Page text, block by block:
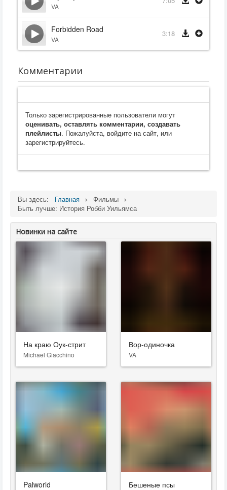
VA
Forbidden Road
VA
3:18
Комментарии
Только зарегистрированные пользователи могут
оценивать, оставлять комментарии, создавать
плейлисты. Пожалуйста, войдите на сайт, или
зарегистрируйтесь.
Вы здесь: Главная
Фильмы
Быть лучше: История Робби Уильямса
Новинки на сайте
На краю Оук-стрит
Michael Giacchino
Вор-одиночка
VA
Palworld Бешеные псы